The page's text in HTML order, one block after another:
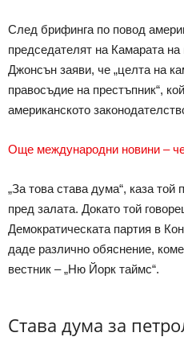
След брифинга по повод
председателят на Камарата
Джонсън заяви, че „целта на
правосъдие на престъпник“,
американското
Още международни новини –
„За това става дума“, каза
пред залата. Докато той
Демократическата партия в
даде различно обяснение,
вестник – „Ню Йорк таймс“.
Става дума за